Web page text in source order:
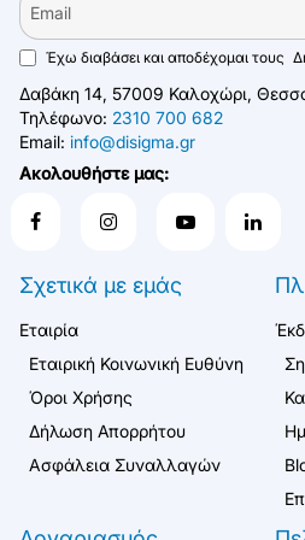
Έχω διαβάσει και αποδέχομαι τους
Δαβάκη 14, 57009 Καλοχώρι,
Τηλέφωνο: 2310 700 682
Email: info@disigma.gr
Ακολουθήστε μας:
Σχετικά με εμάς
Εταιρία
Εταιρική Κοινωνική Ευθύνη
Όροι Χρήσης
Δήλωση Απορρήτου
Ασφάλεια Συναλλαγών